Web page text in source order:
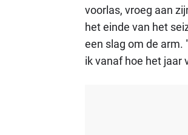
voorlas, vroeg aan
het einde van het
een slag om de arm.
ik vanaf hoe het jaar